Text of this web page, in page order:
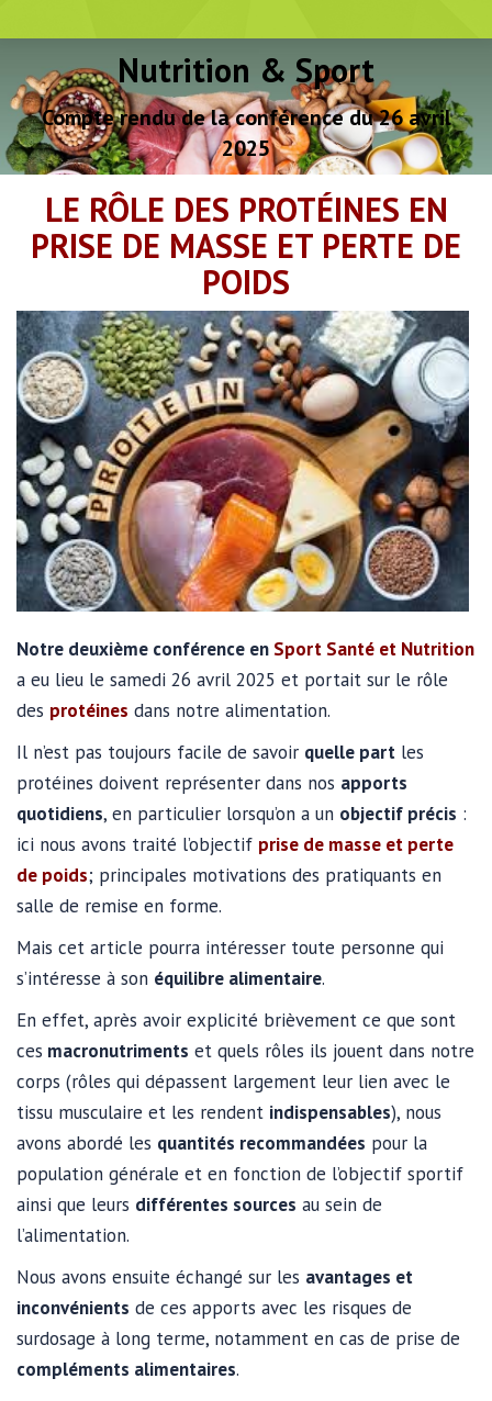
Nutrition & Sport
Compte rendu de la conférence du 26 avril
2025
Vous êtes ici :
LE RÔLE DES PROTÉINES EN
PRISE DE MASSE ET PERTE DE
POIDS
Notre deuxième conférence en Sport Santé et Nutrition
a eu lieu le samedi 26 avril 2025 et portait sur le rôle
des protéines dans notre alimentation.
Il n’est pas toujours facile de savoir quelle part les
protéines doivent représenter dans nos apports
quotidiens, en particulier lorsqu’on a un objectif précis :
ici nous avons traité l’objectif prise de masse et perte
de poids; principales motivations des pratiquants en
salle de remise en forme.
Mais cet article pourra intéresser toute personne qui
s’intéresse à son équilibre alimentaire.
En effet, après avoir explicité brièvement ce que sont
ces macronutriments et quels rôles ils jouent dans notre
corps (rôles qui dépassent largement leur lien avec le
tissu musculaire et les rendent indispensables), nous
avons abordé les quantités recommandées pour la
population générale et en fonction de l’objectif sportif
ainsi que leurs différentes sources au sein de
l’alimentation.
Nous avons ensuite échangé sur les avantages et
inconvénients de ces apports avec les risques de
surdosage à long terme, notamment en cas de prise de
compléments alimentaires.